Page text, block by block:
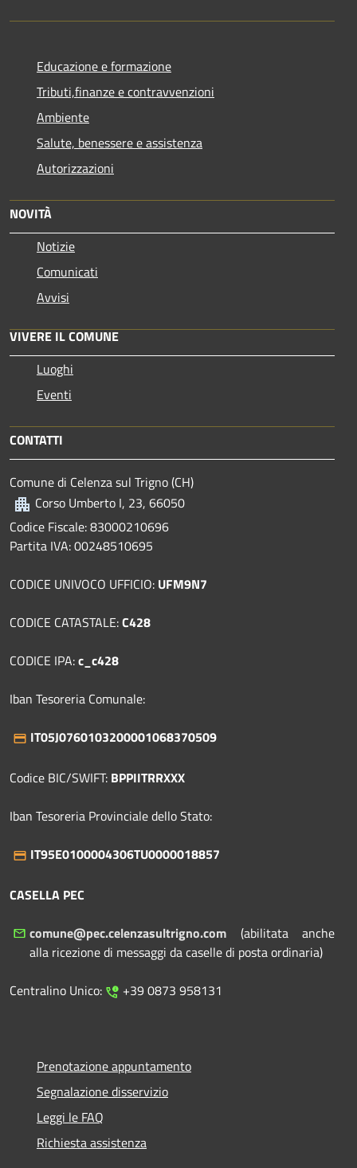
Educazione e formazione
Tributi,finanze e contravvenzioni
Ambiente
Salute, benessere e assistenza
Autorizzazioni
NOVITÀ
Notizie
Comunicati
Avvisi
VIVERE IL COMUNE
Luoghi
Eventi
CONTATTI
Comune di Celenza sul Trigno (CH)
Corso Umberto I, 23, 66050
Codice Fiscale: 83000210696
Partita IVA: 00248510695
CODICE UNIVOCO UFFICIO: UFM9N7
CODICE CATASTALE:C428
CODICE IPA:c_c428
Iban Tesoreria Comunale:
IT05J0760103200001068370509
Codice BIC/SWIFT: BPPIITRRXXX
Iban Tesoreria Provinciale dello Stato:
IT95E0100004306TU0000018857
CASELLA PEC
comune@pec.celenzasultrigno.com (abilitata anche
alla ricezione di messaggi da caselle di posta ordinaria)
Centralino Unico:
+39 0873 958131
Prenotazione appuntamento
Segnalazione disservizio
Leggi le FAQ
Richiesta assistenza